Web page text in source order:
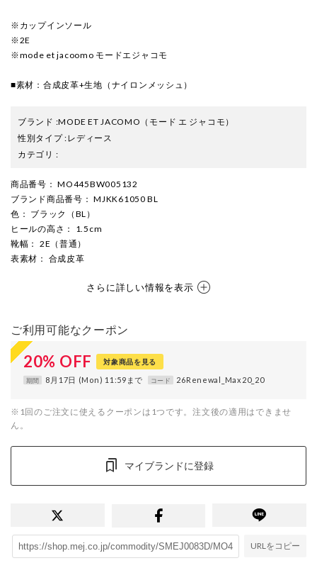
※カップインソール
※2E
※mode et jacoomo モードエジャコモ
■素材：合成皮革+生地（ナイロンメッシュ）
ブランド :MODE ET JACOMO （モード エ ジャコモ）
性別タイプ:レディース
カテゴリ :
商品番号 ： MO445BW005132
ブランド商品番号 ： MJKK61050 BL
色 ： ブラック（BL）
ヒールの高さ ： 1.5cm
靴幅 ： 2E（普通）
表素材 ： 合成皮革
さらに詳しい情報を表示
ご利用可能なクーポン
20% OFF 対象商品を見る
期間 8月17日 (Mon) 11:59まで コード 26Renewal_Max20_20
※1回のご注文に使えるクーポンは1つです。注文後の適用はできませ
ん。
マイブランドに登録
URLをコピー